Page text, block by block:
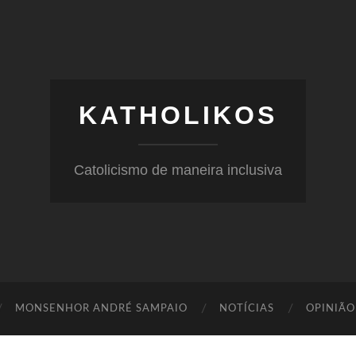
KATHOLIKOS
Catolicismo de maneira inclusiva
MONSENHOR ANDRÉ SAMPAIO NOTÍCIAS OPINIÃO